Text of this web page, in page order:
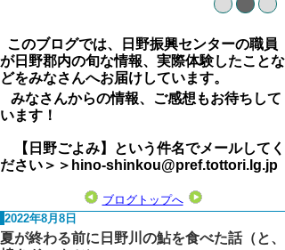
このブログでは、日野振興センターの職員
が日野郡内の旬な情報、実際体験したことな
どをみなさんへお届けしています。
みなさんからの情報、ご感想もお待ちして
います！
【日野ごよみ】という件名でメールしてく
ださい＞＞hino-shinkou@pref.tottori.lg.jp
ブログトップへ
2022年8月8日
夏が終わる前に日野川の鮎を食べた話（と、